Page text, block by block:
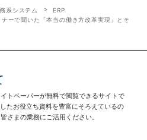
系システム
ERP
ーで聞いた「本当の働き方改革実現」とそ
トペーパーが無料で閲覧できるサイトで
たお役立ち資料を豊富にそろえているの
さまの業務にご活用ください。